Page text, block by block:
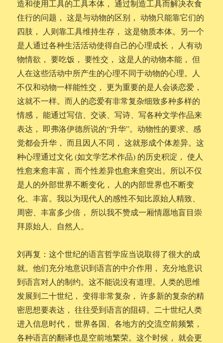
造和使用工具的工具本体， 通过制造工具而解决衣食
住行的问题， 这是与动物的区别， 动物只能靠它们的
四肢， 人则靠工具维持生存， 这是物质本体。另一个
是人通过各种生活活动使得自己的心理成长， 人有动
物情欲， 要吃饭， 要性交， 这是人的动物本能， 但
人在这些活动中所产生的心理不同于动物的心理。人
不仅和动物一样能性交， 更为重要的是人会谈恋爱，
这就不一样。而人的恋爱有非常复杂细致多种多样的
情感， 能通过写信、交谈、写诗、写各种文学作品来
表达， 即弗洛伊德所说的“升华”。动物性的要求、感
觉都会升华， 而且因人不同， 这就形成个体差异。这
种心理通过文化 (如文学艺术作品) 的历史积淀， 使人
性愈来愈丰富， 而个性差异也愈来愈突出。所以不仅
是人的外部世界不断变化， 人的内部世界也不断变
化、丰富。我以为现代人的感性不知比原始人精致、
周密、丰富多少倍， 所以我不赞成一厢情愿地盲目崇
拜原始人、自然人。
刘再复：这个世纪的语言哲学应当说取得了很大的成
就。他们充分地意识到语言的中介作用， 充分地意识
到语言对人的制约。这不能说没有道理。人类的思维
发展到二十世纪， 变得非常复杂， 许多新的复杂的精
密思想要表达， 往往受到语言的阻碍。二十世纪人类
进入信息时代， 世界各国、各地方的交流空前频繁，
各种语言的翻译也是空前地繁荣。这个时候， 就会更